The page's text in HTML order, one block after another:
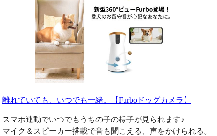
離れていても、いつでも一緒。【Furboドッグカメラ】
スマホ連動でいつでもうちの子の様子が見られます♪
マイク＆スピーカー搭載で音も聞こえる、声をかけられる。